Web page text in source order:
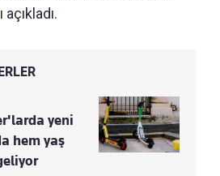
açıkladı.
yeni
hem yaş